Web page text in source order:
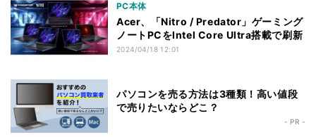
PC本体
Acer、「Nitro / Predator」ゲーミング
ノートPCをIntel Core Ultra搭載で刷新
2024/04/18 12:01
パソコンを売る方法は3種類！高い値段
で売りたいならどこ？
- PR -